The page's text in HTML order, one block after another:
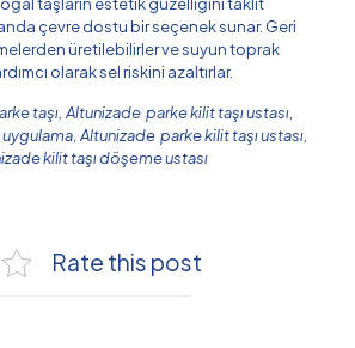
çevre dostu bir seçenek sunar. Geri
üretilebilirler ve suyun toprak
olarak sel riskini azaltırlar.
taşı, Altunizade parke kilit taşı ustası,
Altunizade parke kilit taşı ustası,
kilit taşı döşeme ustası
Rate this post